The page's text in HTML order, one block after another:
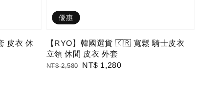
皮衣 休
優惠
【RYO】韓國選貨 🇰🇷 寬鬆 騎士皮衣
立領 休閒 皮衣 外套
Regular
NT$ 2,580
Sale
NT$ 1,280